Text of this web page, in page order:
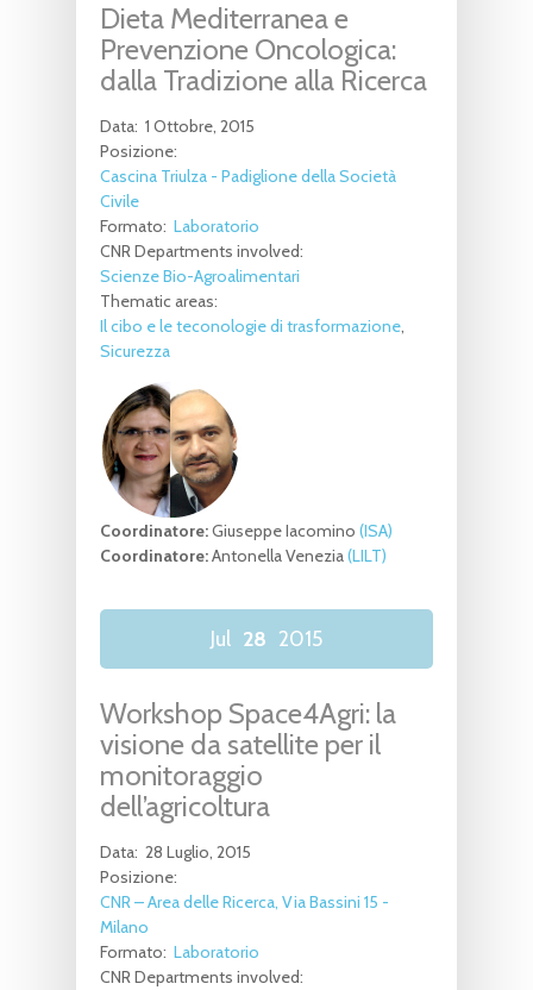
Dieta Mediterranea e
Prevenzione Oncologica:
dalla Tradizione alla Ricerca
Data: 1 Ottobre, 2015
Posizione:
Cascina Triulza - Padiglione della Società
Civile
Formato: Laboratorio
CNR Departments involved:
Scienze Bio-Agroalimentari
Thematic areas:
Il cibo e le teconologie di trasformazione
Sicurezza
Coordinatore:Giuseppe Iacomino (ISA)
Coordinatore:Antonella Venezia(LILT)
Jul 28 2015
Workshop Space4Agri: la
visione da satellite per il
monitoraggio
dell’agricoltura
Data: 28 Luglio, 2015
Posizione:
CNR – Area delle Ricerca, Via Bassini 15 -
Milano
Formato: Laboratorio
CNR Departments involved: